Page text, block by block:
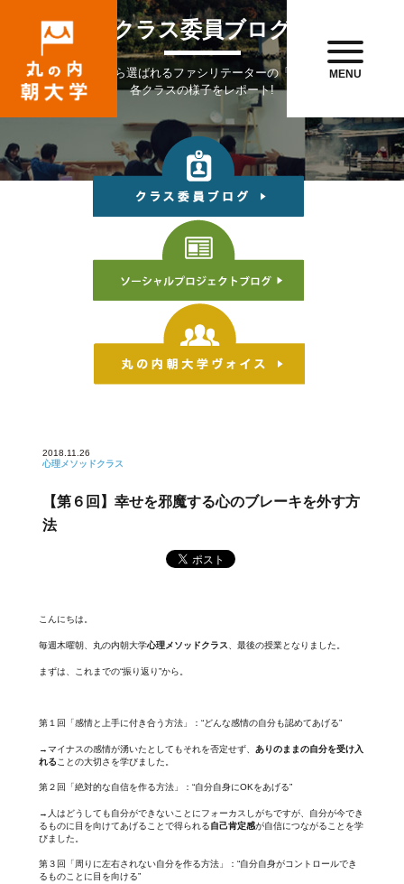
MENU
クラス委員ブログ
受講生のなかから選ばれるファシリテーターの「クラス委員」が
各クラスの様子をレポート!
2018.11.26
心理メソッドクラス
【第６回】幸せを邪魔する心のブレーキを外す方
法
こんにちは。
毎週木曜朝、丸の内朝大学心理メソッドクラス 、最後の授業となりました。
まずは、これまでの“振り返り”から。
第１回「感情と上手に付き合う方法」：“どんな感情の自分も認めてあげる”
→マイナスの感情が湧いたとしてもそれを否定せず、 ありのままの自分を受け入
れる ことの大切さを学びました。
第２回「絶対的な自信を作る方法」：“自分自身にOKをあげる”
→人はどうしても自分ができないことにフォーカスしがちですが、自分が今でき
るものに目を向けてあげることで得られる自己肯定感が自信につながることを学
びました。
第３回「周りに左右されない自分を作る方法」：“自分自身がコントロールでき
るものことに目を向ける”